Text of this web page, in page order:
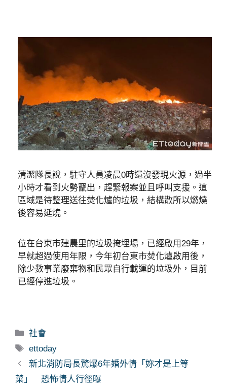
清潔隊長說，駐守人員凌晨0時還沒發現火源，過半
小時才看到火勢竄出，趕緊報案並且呼叫支援。這
區域是待整理送往焚化爐的垃圾，結構散所以燃燒
後容易延燒。
位在台東市建農里的垃圾掩埋場，已經啟用29年，
早就超過使用年限，今年初台東市焚化爐啟用後，
除少數事業廢棄物和民眾自行載運的垃圾外，目前
已經停進垃圾。
分
類
社會
標
籤
ettoday
新北消防局長驚爆6年婚外情「妳才是上等
菜」 恐怖情人行徑曝